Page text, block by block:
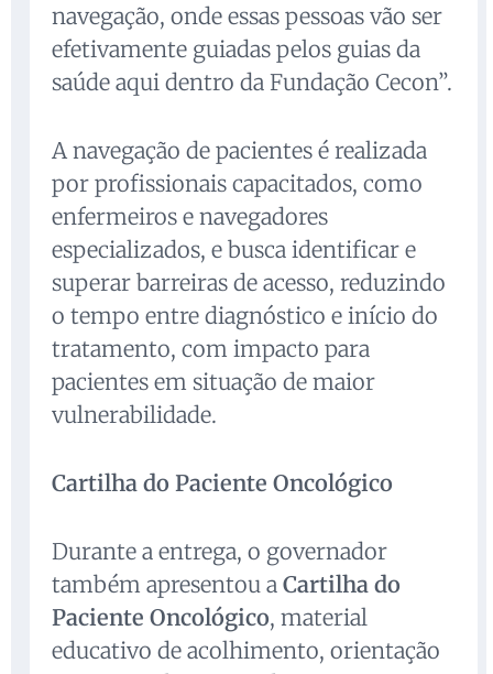
navegação, onde essas pessoas vão ser
efetivamente guiadas pelos guias da
saúde aqui dentro da Fundação Cecon”.
A navegação de pacientes é realizada
por profissionais capacitados, como
enfermeiros e navegadores
especializados, e busca identificar e
superar barreiras de acesso, reduzindo
o tempo entre diagnóstico e início do
tratamento, com impacto para
pacientes em situação de maior
vulnerabilidade.
Cartilha do Paciente Oncológico
Durante a entrega, o governador
também apresentou a Cartilha do
Paciente Oncológico, material
educativo de acolhimento, orientação